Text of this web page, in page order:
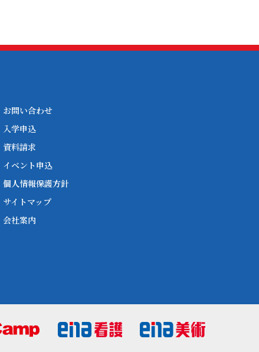
お問い合わせ
入学申込
資料請求
イベント申込
個人情報保護方針
サイトマップ
会社案内